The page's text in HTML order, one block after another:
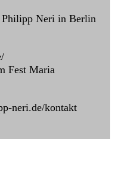
Neri in Berlin
Fest Maria
neri.de/kontakt